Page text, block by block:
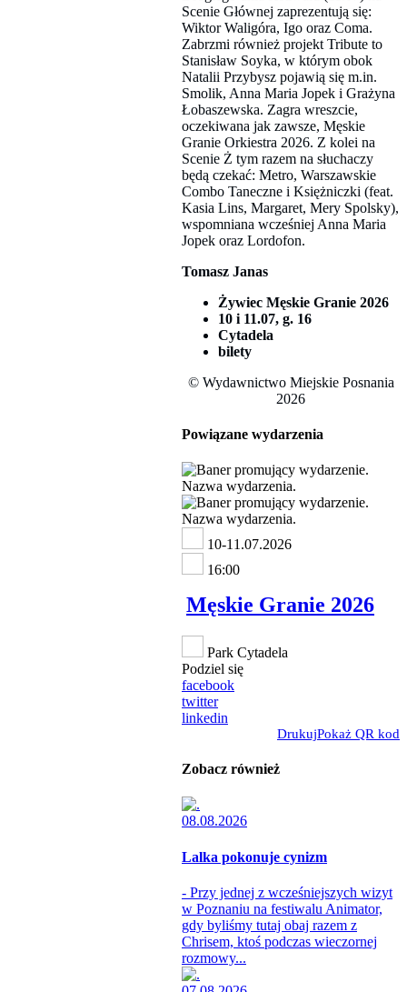
Scenie Głównej zaprezentują się:
Wiktor Waligóra, Igo oraz Coma.
Zabrzmi również projekt Tribute to
Stanisław Soyka, w którym obok
Natalii Przybysz pojawią się m.in.
Smolik, Anna Maria Jopek i Grażyna
Łobaszewska. Zagra wreszcie,
oczekiwana jak zawsze, Męskie
Granie Orkiestra 2026. Z kolei na
Scenie Ż tym razem na słuchaczy
będą czekać: Metro, Warszawskie
Combo Taneczne i Księżniczki (feat.
Kasia Lins, Margaret, Mery Spolsky),
wspomniana wcześniej Anna Maria
Jopek oraz Lordofon.
Tomasz Janas
Żywiec Męskie Granie 2026
10 i 11.07, g. 16
Cytadela
bilety
© Wydawnictwo Miejskie Posnania
2026
Powiązane wydarzenia
10-11.07.2026
16:00
Męskie Granie 2026
Park Cytadela
Podziel się
facebook
twitter
linkedin
DrukujPokaż QR kod
Zobacz również
08.08.2026
Lalka pokonuje cynizm
- Przy jednej z wcześniejszych wizyt
w Poznaniu na festiwalu Animator,
gdy byliśmy tutaj obaj razem z
Chrisem, ktoś podczas wieczornej
rozmowy...